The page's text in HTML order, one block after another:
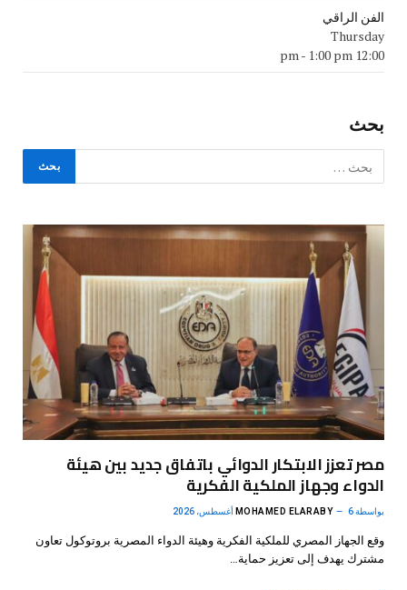
الفن الراقي
Thursday
12:00 pm
- 1:00 pm
بحث
مصر تعزز الابتكار الدوائي باتفاق جديد بين هيئة
الدواء وجهاز الملكية الفكرية
بواسطة MOHAMED ELARABY 6 أغسطس، 2026
وقع الجهاز المصري للملكية الفكرية وهيئة الدواء المصرية بروتوكول تعاون
مشترك يهدف إلى تعزيز حماية…